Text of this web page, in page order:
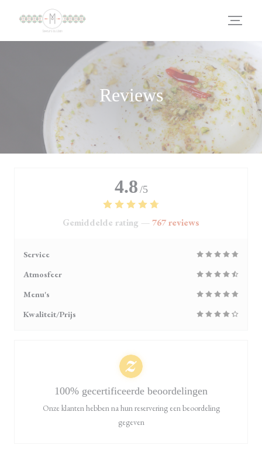
Cookies beheer paneel
Reviews
4.8 /5
Gemiddelde rating —767 reviews
Service
Atmosfeer
Menu's
Kwaliteit/Prijs
100% gecertificeerde beoordelingen
Onze klanten hebben na hun reservering een beoordeling
gegeven